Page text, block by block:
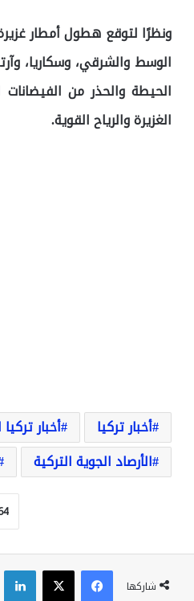
ونظرًا لتوقع هطول أمطار
الوسط والشرقي، وسكاريا،
الحيطة والحذر من
الغزيرة والرياح القوية.
أخبار تركيا أخبار
الأرصاد الجوية التركية
شاركها
فيسبوك‫X